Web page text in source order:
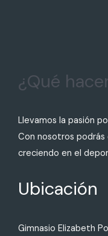
¿Qué
Llevamos la pasión
Con nosotros
creciendo en el
Ubicación
Gimnasio Elizabeth